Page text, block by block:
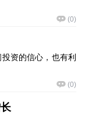
(0)
资的信心，也有利
(0)